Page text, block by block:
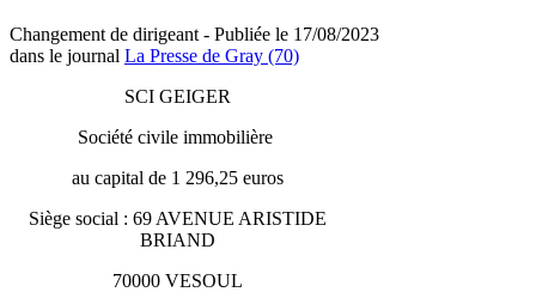
Changement de dirigeant - Publiée le 17/08/2023
dans le journal La Presse de Gray (70)
SCI GEIGER
Société civile immobilière
au capital de 1 296,25 euros
Siège social : 69 AVENUE ARISTIDE
BRIAND
70000 VESOUL